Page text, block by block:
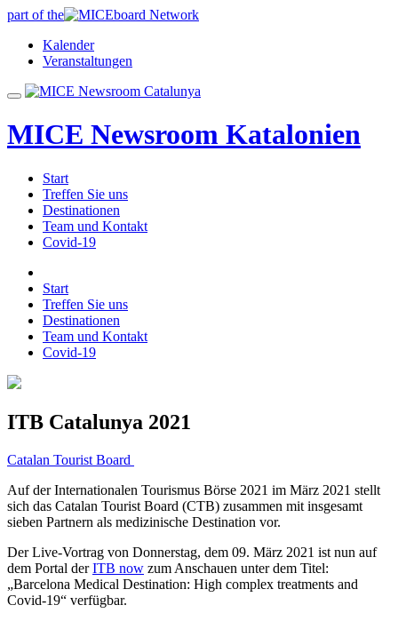
part of the
Kalender
Veranstaltungen
MICE Newsroom Katalonien
Start
Treffen Sie uns
Destinationen
Team und Kontakt
Covid-19
Start
Treffen Sie uns
Destinationen
Team und Kontakt
Covid-19
ITB Catalunya 2021
Catalan Tourist Board
Auf der Internationalen Tourismus Börse 2021 im März 2021 stellt
sich das Catalan Tourist Board (CTB) zusammen mit insgesamt
sieben Partnern als medizinische Destination vor.
Der Live-Vortrag von Donnerstag, dem 09. März 2021 ist nun auf
dem Portal derITB now zum Anschauen unter dem Titel:
„Barcelona Medical Destination: High complex treatments and
Covid-19“ verfügbar.